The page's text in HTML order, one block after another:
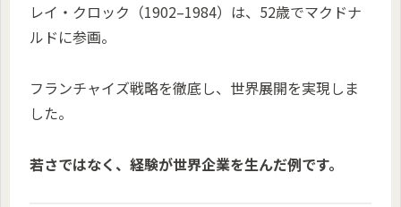
レイ・クロック（1902–1984）は、52歳でマクドナ
ルドに参画。
フランチャイズ戦略を徹底し、世界展開を実現しま
した。
若さではなく、経験が世界企業を生んだ例です。